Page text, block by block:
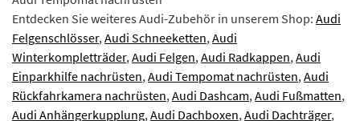
Entdecken Sie weiteres Audi-Zubehör in unserem Shop: Audi
Felgenschlösser,Audi Schneeketten,Audi
Winterkompletträder,Audi Felgen,Audi Radkappen,Audi
Einparkhilfe nachrüsten,Audi Tempomat nachrüsten,Audi
Rückfahrkamera nachrüsten,Audi Dashcam,Audi Fußmatten,
Audi Anhängerkupplung,Audi Dachboxen,Audi Dachträger,